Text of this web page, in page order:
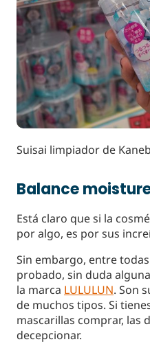
Suisai limpiador de
Balance moisture
Está claro que si la
por algo, es por sus
Sin embargo, entre
probado, sin duda
la marca LULULUN. Son
de muchos tipos. Si
mascarillas comprar, las
decepcionar.